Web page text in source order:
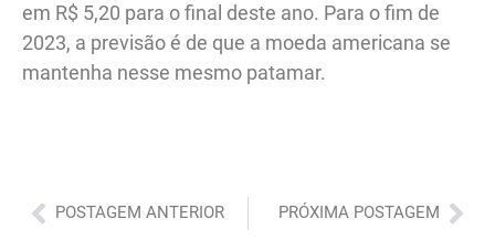
em R$ 5,20 para o final deste ano. Para o fim de
2023, a previsão é de que a moeda americana se
mantenha nesse mesmo patamar.
Anterior
POSTAGEM ANTERIOR PRÓXIMA POSTAGEM